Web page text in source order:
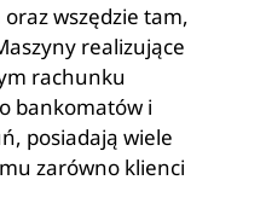
wszędzie tam,
realizujące
rachunku
bankomatów i
posiadają wiele
zarówno klienci